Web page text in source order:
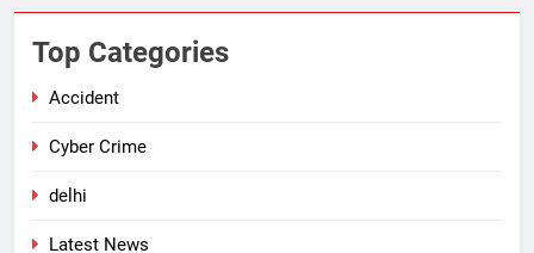
Top Categories
Accident
Cyber Crime
delhi
Latest News